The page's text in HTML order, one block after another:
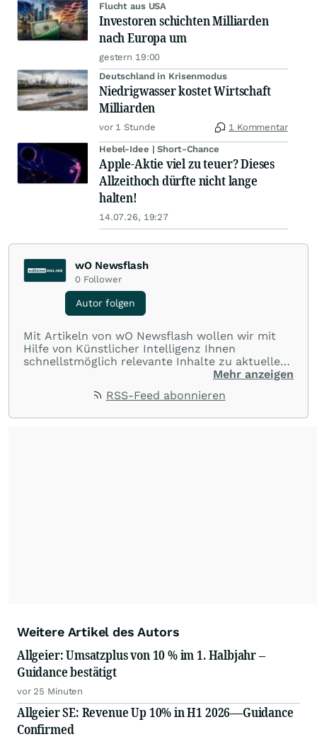
Flucht aus USA
Investoren schichten Milliarden
nach Europa um
gestern 19:00
Deutschland in Krisenmodus
Niedrigwasser kostet Wirtschaft
Milliarden
vor 1 Stunde 1 Kommentar
Hebel-Idee | Short-Chance
Apple-Aktie viel zu teuer? Dieses
Allzeithoch dürfte nicht lange
halten!
14.07.26, 19:27
wO Newsflash
0 Follower
Autor folgen
Mit Artikeln von wO Newsflash wollen wir mit
Hilfe von Künstlicher Intelligenz Ihnen
schnellstmöglich relevante Inhalte zu aktuellen
Ereignissen rund um Börse, Finanzmärkte aus
Mehr anzeigen
RSS-Feed abonnieren
Weitere Artikel des Autors
Allgeier: Umsatzplus von 10 % im 1. Halbjahr –
Guidance bestätigt
vor 25 Minuten
Allgeier SE: Revenue Up 10% in H1 2026—Guidance
Confirmed